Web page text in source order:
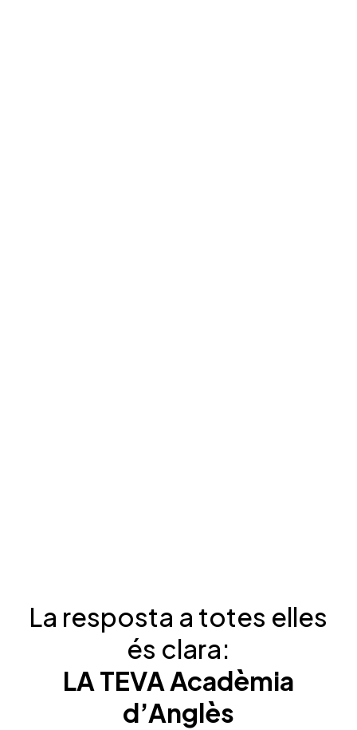
La resposta a totes elles
és clara:
LA TEVA Acadèmia
d’Anglès